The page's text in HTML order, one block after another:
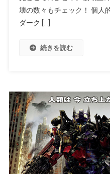
壊の数々もチェック！ 個人
ダーク […]
続きを読む